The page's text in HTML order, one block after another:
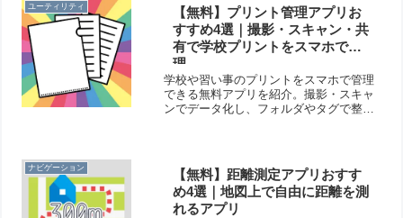
ユーティリティ
【無料】プリント管理アプリお
すすめ4選｜撮影・スキャン・共
有で学校プリントをスマホで整
理
学校や習い事のプリントをスマホで管理
できる無料アプリを紹介。撮影・スキャ
ンでデータ化し、フォルダやタグで整理
ナビゲーション
【無料】距離測定アプリおすす
め4選｜地図上で自由に距離を測
れるアプリ